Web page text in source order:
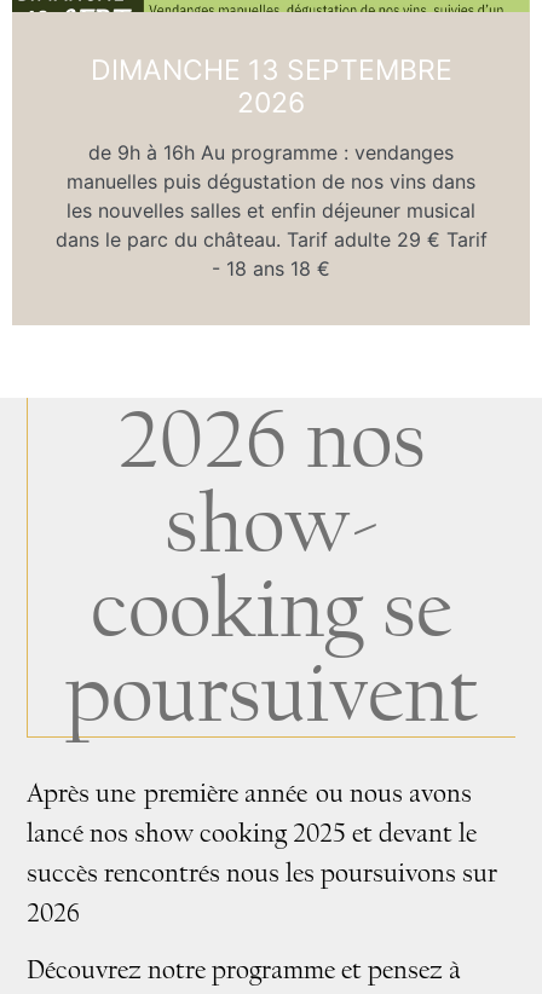
DIMANCHE 13 SEPTEMBRE
2026
de 9h à 16h Au programme : vendanges
manuelles puis dégustation de nos vins dans
les nouvelles salles et enfin déjeuner musical
dans le parc du château. Tarif adulte 29 € Tarif
- 18 ans 18 €
2026 nos
show-
cooking se
poursuivent
Après une première année ou nous avons
lancé nos show cooking 2025 et devant le
succès rencontrés nous les poursuivons sur
2026
Découvrez notre programme et pensez à